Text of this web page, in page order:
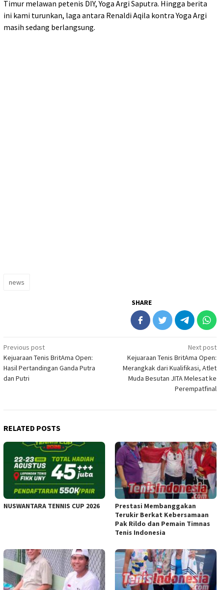
Timur melawan petenis DIY, Yoga Argi Saputra. Hingga berita
ini kami turunkan, laga antara Renaldi Aqila kontra Yoga Argi
masih sedang berlangsung.
news
SHARE
Post
navigation
Previous post
Kejuaraan Tenis BritAma Open:
Hasil Pertandingan Ganda Putra
dan Putri
Next post
Kejuaraan Tenis BritAma Open:
Merangkak dari Kualifikasi, Atlet
Muda Besutan JITA Melesat ke
Perempatfinal
RELATED POSTS
NUSWANTARA TENNIS CUP 2026
Prestasi Membanggakan
Terukir Berkat Kebersamaan
Pak Rildo dan Pemain Timnas
Tenis Indonesia